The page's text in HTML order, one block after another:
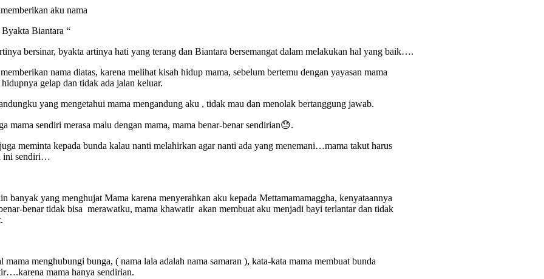
aku nama
Byakta Biantara “
bersinar, byakta artinya hati yang terang dan Biantara bersemangat dalam melakukan hal yang baik….
nama diatas, karena melihat kisah hidup mama, sebelum bertemu dengan yayasan mama
hidupnya gelap dan tidak ada jalan keluar.
yang mengetahui mama mengandung aku , tidak mau dan menolak bertanggung jawab.
mama sendiri merasa malu dengan mama, mama benar-benar sendirian😓.
meminta kepada bunda kalau nanti melahirkan agar nanti ada yang menemani…mama takut harus
ini sendiri…
banyak yang menghujat Mama karena menyerahkan aku kepada Mettamamamaggha, kenyataannya
benar tidak bisa merawatku, mama khawatir akan membuat aku menjadi bayi terlantar dan tidak
mama menghubungi bunga, ( nama lala adalah nama samaran ), kata-kata mama membuat bunda
mama hanya sendirian.